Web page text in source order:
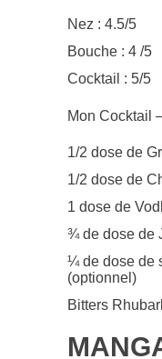
Nez : 4.5/5
Bouche : 4 /5
Cocktail : 5/5
Mon Cocktail
1/2 dose de
1/2 dose de
1 dose de
¾ de dose de
¼ de dose de
(optionnel)
Bitters